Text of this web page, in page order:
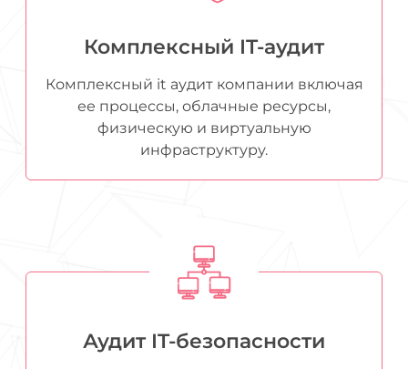
Комплексный IT-аудит
Комплексный it аудит компании включая
ее процессы, облачные ресурсы,
физическую и виртуальную
инфраструктуру.
Аудит IT-безопасности